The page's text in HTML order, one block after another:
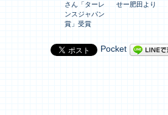
さん「ターレ
ンスジャパン
賞」受賞
せー肥田より
Pocket